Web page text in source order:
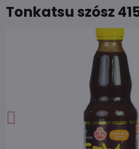
Tonkatsu szósz